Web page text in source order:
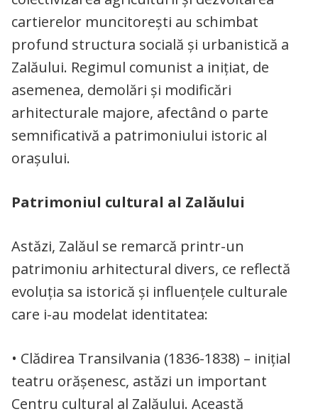
cartierelor muncitorești au schimbat
profund structura socială și urbanistică a
Zalăului. Regimul comunist a inițiat, de
asemenea, demolări și modificări
arhitecturale majore, afectând o parte
semnificativă a patrimoniului istoric al
orașului.
Patrimoniul cultural al Zalăului
Astăzi, Zalăul se remarcă printr-un
patrimoniu arhitectural divers, ce reflectă
evoluția sa istorică și influențele culturale
care i-au modelat identitatea:
• Clădirea Transilvania (1836-1838) – inițial
teatru orășenesc, astăzi un important
Centru cultural al Zalăului. Această